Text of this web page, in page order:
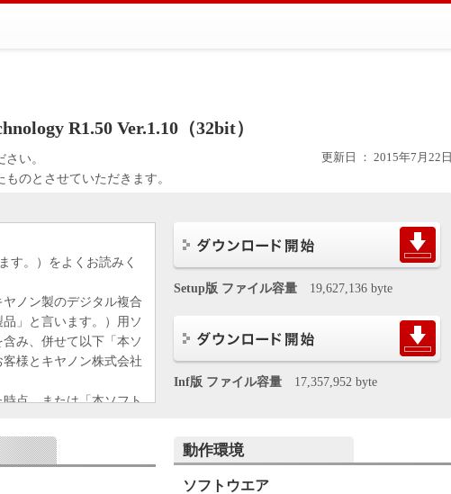
R1.50 Ver.1.10（32bit）
い。
のとさせていただきます。
更新日 ： 2015年7月22日
す。）をよくお読みく
ノン製のデジタル複合
」と言います。）用ソ
み、併せて以下「本ソ
様とキヤノン株式会社
点、または「本ソフト
」を使用することはで
Setup版 ファイル容量 19,627,136 byte
Inf版 ファイル容量 17,357,952 byte
動作環境
ソフトウエア